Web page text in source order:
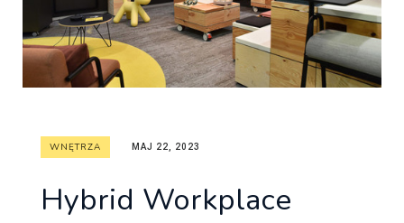
WNĘTRZA MAJ 22, 2023
Hybrid Workplace